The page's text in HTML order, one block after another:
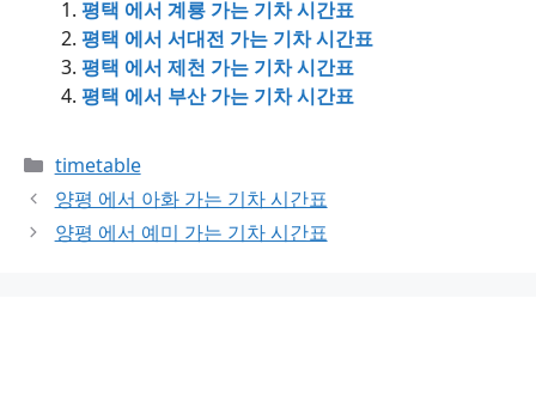
평택 에서 계룡 가는 기차 시간표
평택 에서 서대전 가는 기차 시간표
평택 에서 제천 가는 기차 시간표
평택 에서 부산 가는 기차 시간표
Categories
timetable
양평 에서 아화 가는 기차 시간표
양평 에서 예미 가는 기차 시간표